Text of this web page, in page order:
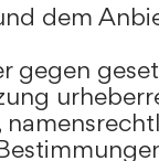
dem